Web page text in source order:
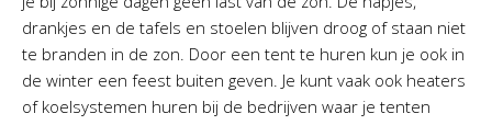
drankjes en de tafels en stoelen blijven droog of staan niet
te branden in de zon. Door een tent te huren kun je ook in
de winter een feest buiten geven. Je kunt vaak ook heaters
of koelsystemen huren bij de bedrijven waar je tenten